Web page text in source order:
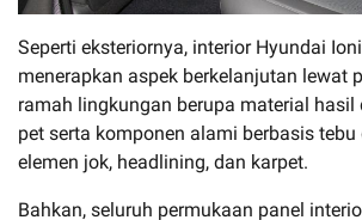
Seperti eksteriornya, interior Hyundai
menerapkan aspek berkelanjutan lewat
ramah lingkungan berupa material hasil
pet serta komponen alami berbasis
elemen jok, headlining, dan karpet.
Bahkan, seluruh permukaan panel